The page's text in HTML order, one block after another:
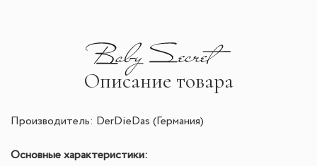
Описание товара
Производитель: DerDieDas (Германия)
Основные характеристики: